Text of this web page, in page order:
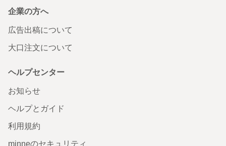
企業の方へ
広告出稿について
大口注文について
ヘルプセンター
お知らせ
ヘルプとガイド
利用規約
minneのセキュリティ